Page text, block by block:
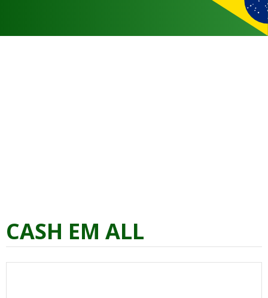
CASH EM ALL